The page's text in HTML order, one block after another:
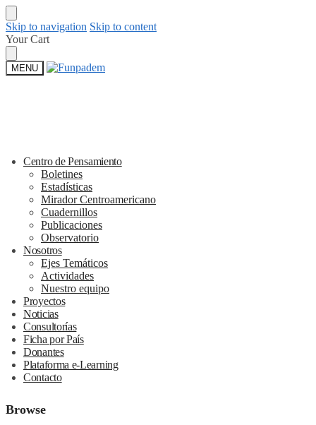
Skip to navigation Skip to content
Your Cart
MENU
Centro de Pensamiento
Boletines
Estadísticas
Mirador Centroamericano
Cuadernillos
Publicaciones
Observatorio
Nosotros
Ejes Temáticos
Actividades
Nuestro equipo
Proyectos
Noticias
Consultorías
Ficha por País
Donantes
Plataforma e-Learning
Contacto
Browse